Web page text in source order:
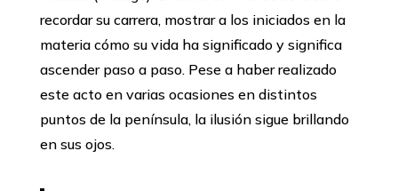
recordar su carrera, mostrar a los iniciados en la
materia cómo su vida ha significado y significa
ascender paso a paso. Pese a haber realizado
este acto en varias ocasiones en distintos
puntos de la península, la ilusión sigue brillando
en sus ojos.